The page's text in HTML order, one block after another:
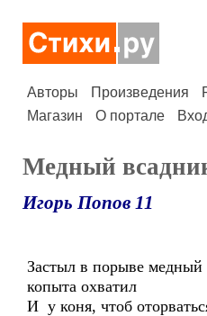
Авторы Произведения
Магазин
О портале
Медный
Игорь Попов 11
Застыл в порыве медный
копыта охватил
И у коня, чтоб